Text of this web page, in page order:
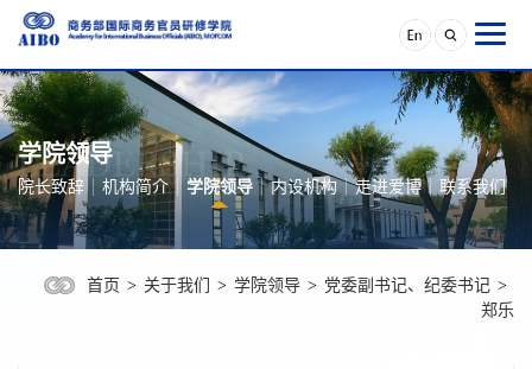
学院领导
院长致辞 机构简介 学院领导 内设机构 走进爱博 联系我们
首页 > 关于我们 > 学院领导 > 党委副书记、纪委书记 >
郑乐